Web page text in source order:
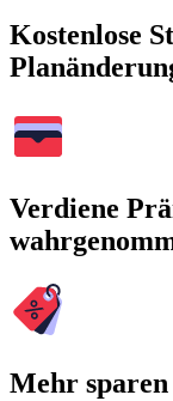
Kostenlose
Verdiene
Mehr